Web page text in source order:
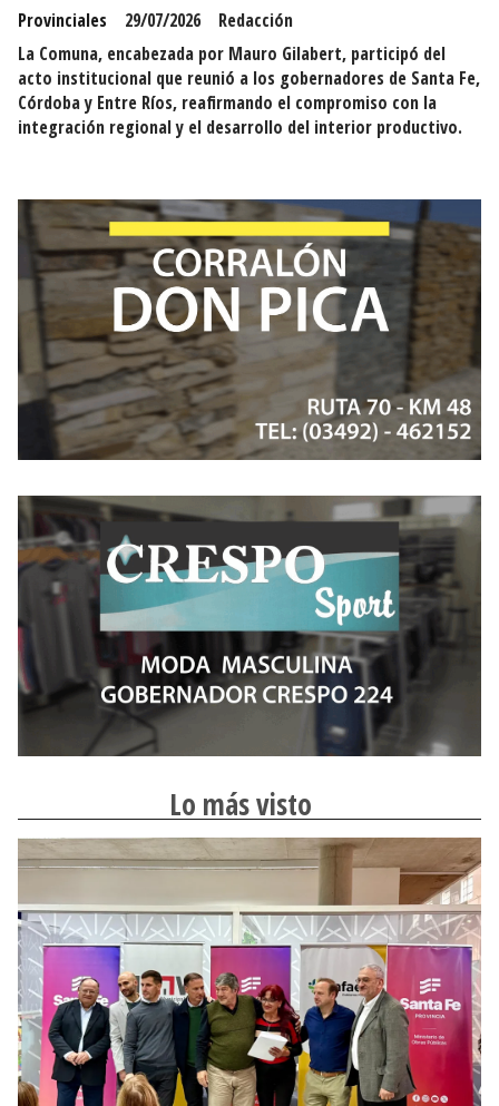
Redacción
Provinciales
29/07/2026
La Comuna, encabezada por Mauro Gilabert, participó del
acto institucional que reunió a los gobernadores de Santa Fe,
Córdoba y Entre Ríos, reafirmando el compromiso con la
integración regional y el desarrollo del interior productivo.
Lo más visto